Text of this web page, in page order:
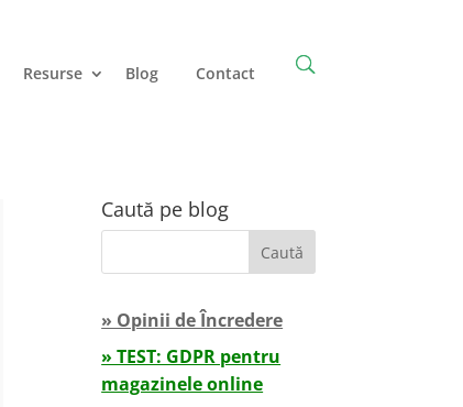
Resurse Blog Contact
Caută pe blog
» Opinii de Încredere
» TEST: GDPR pentru
magazinele online